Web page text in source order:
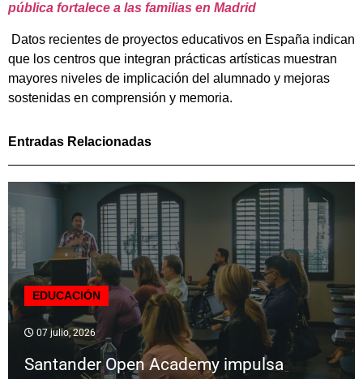
pública fortalece a las familias en Madrid
Datos recientes de proyectos educativos en España indican
que los centros que integran prácticas artísticas muestran
mayores niveles de implicación del alumnado y mejoras
sostenidas en comprensión y memoria.
Entradas Relacionadas
EDUCACIÓN
07 julio, 2026
Santander Open Academy impulsa